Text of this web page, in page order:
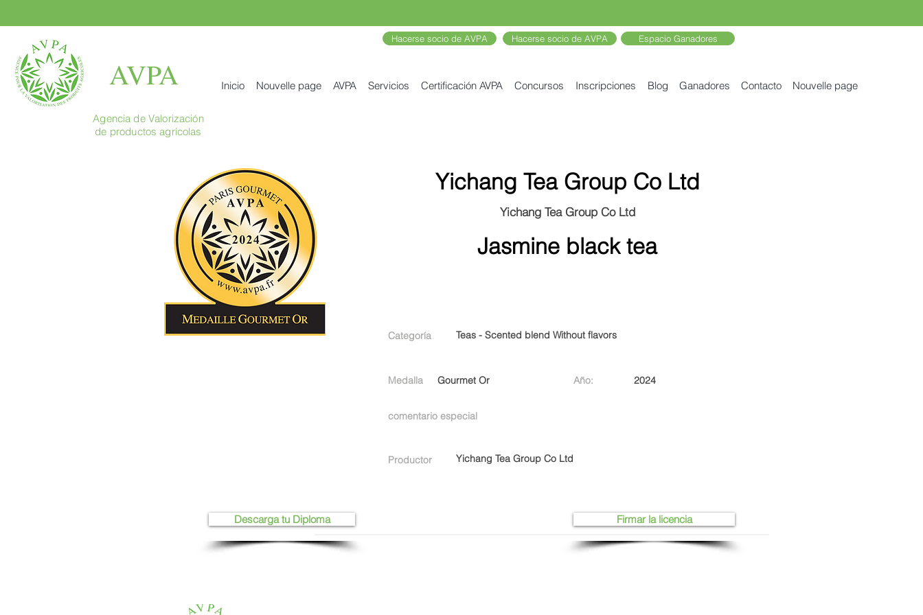
AVPA
Hacerse socio de AVPA Hacerse socio de AVPA Espacio Ganadores
Inicio Nouvelle page AVPA Servicios Certificación AVPA Concursos Inscripciones Blog Ganadores Contacto Nouvelle page
Agencia de Valorización
de productos agrícolas
Yichang Tea Group Co Ltd
Yichang Tea Group Co Ltd
Jasmine black tea
Categoría Teas - Scented blend Without flavors
Medalla Gourmet Or Año: 2024
comentario especial
Productor Yichang Tea Group Co Ltd
Firmar la licencia
Descarga tu Diploma